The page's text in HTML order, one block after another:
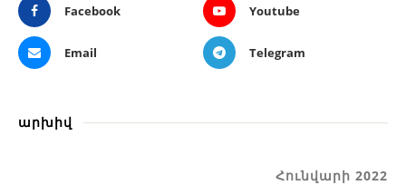
Facebook Youtube
Email Telegram
արխիվ
Հունվարի 2022